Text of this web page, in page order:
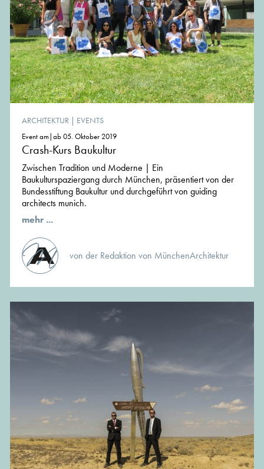
ARCHITEKTUR | EVENTS
Event am|ab 05. Oktober 2019
Crash-Kurs Baukultur
Zwischen Tradition und Moderne | Ein
Baukulturspaziergang durch München, präsentiert von der
Bundesstiftung Baukultur und durchgeführt von guiding
architects munich.
mehr ...
von der Redaktion von MünchenArchitektur